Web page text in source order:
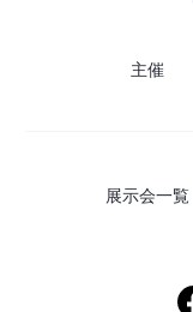
主催
展示会一覧